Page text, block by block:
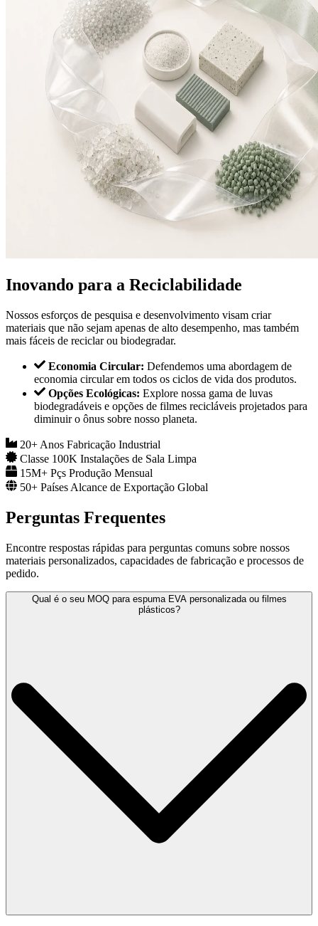
Inovando para a Reciclabilidade
Nossos esforços de pesquisa e desenvolvimento visam criar
materiais que não sejam apenas de alto desempenho, mas também
mais fáceis de reciclar ou biodegradar.
Economia Circular: Defendemos uma abordagem de
economia circular em todos os ciclos de vida dos produtos.
Opções Ecológicas: Explore nossa gama de luvas
biodegradáveis e opções de filmes recicláveis projetados para
diminuir o ônus sobre nosso planeta.
20+ Anos Fabricação Industrial
Classe 100K Instalações de Sala Limpa
15M+ Pçs Produção Mensual
50+ Países Alcance de Exportação Global
Perguntas Frequentes
Encontre respostas rápidas para perguntas comuns sobre nossos
materiais personalizados, capacidades de fabricação e processos de
pedido.
Qual é o seu MOQ para espuma EVA personalizada ou filmes
plásticos?